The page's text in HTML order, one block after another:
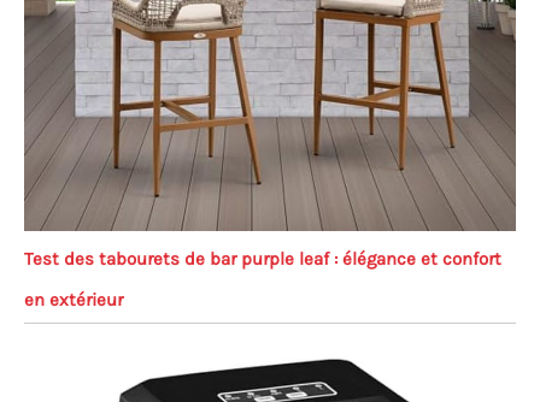
Test des tabourets de bar purple leaf : élégance et confort
en extérieur